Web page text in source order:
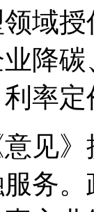
域
降
率
》
务